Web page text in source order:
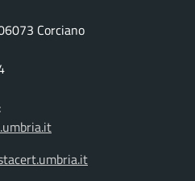
Corciano